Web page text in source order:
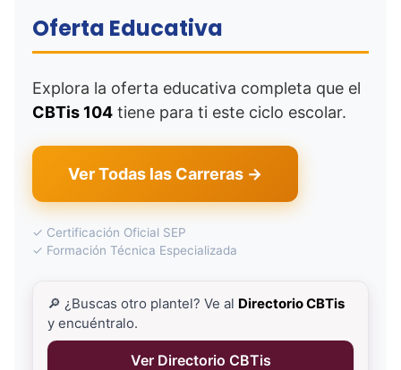
Oferta Educativa
Explora la oferta educativa completa que el
CBTis 104 tiene para ti este ciclo escolar.
Ver Todas las Carreras →
✓ Certificación Oficial SEP
✓ Formación Técnica Especializada
🔎 ¿Buscas otro plantel? Ve al Directorio CBTis
y encuéntralo.
Ver Directorio CBTis